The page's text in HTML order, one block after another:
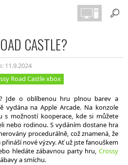
CASTLE?
11.9.2024
Road Castle xbox
Jde o oblíbenou hru plnou barev a
vydána na Apple Arcade. Na konzole
s možností kooperace, kde si můžete
nebo rodinou. S vydáním dostane hra
procedurálně, což znamená, že
nové výzvy. Ať už jste fanouškem
hledáte zábavnou party hru, Crossy
a smíchu.